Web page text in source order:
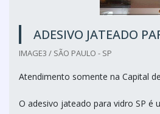
ADESIVO JATEADO
IMAGE3 / SÃO PAULO - SP
Atendimento somente na Capital
O adesivo jateado para vidro SP é